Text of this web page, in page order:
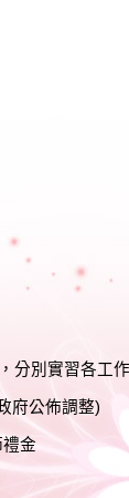
分別實習各工作
府公佈調整)
禮金